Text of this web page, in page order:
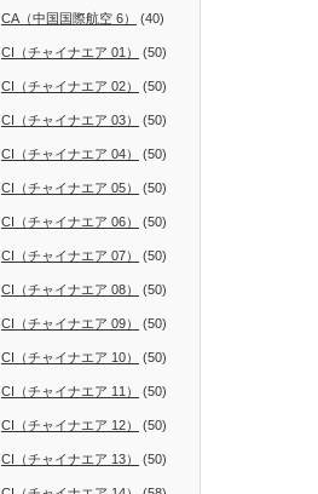
CA（中国国際航空 6） (40)
CI（チャイナエア 01） (50)
CI（チャイナエア 02） (50)
CI（チャイナエア 03） (50)
CI（チャイナエア 04） (50)
CI（チャイナエア 05） (50)
CI（チャイナエア 06） (50)
CI（チャイナエア 07） (50)
CI（チャイナエア 08） (50)
CI（チャイナエア 09） (50)
CI（チャイナエア 10） (50)
CI（チャイナエア 11） (50)
CI（チャイナエア 12） (50)
CI（チャイナエア 13） (50)